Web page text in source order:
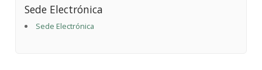
Sede Electrónica
Sede Electrónica